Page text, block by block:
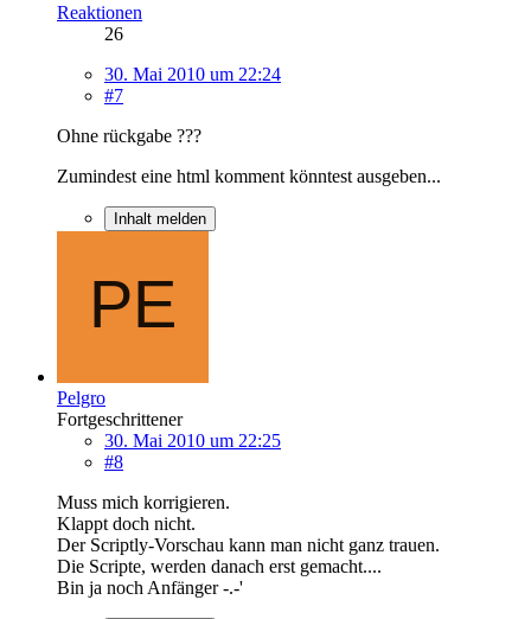
Reaktionen
26
30. Mai 2010 um 22:24
#7
Ohne rückgabe ???
Zumindest eine html komment könntest ausgeben...
Inhalt melden
Pelgro
Fortgeschrittener
30. Mai 2010 um 22:25
#8
Muss mich korrigieren.
Klappt doch nicht.
Der Scriptly-Vorschau kann man nicht ganz trauen.
Die Scripte, werden danach erst gemacht....
Bin ja noch Anfänger -.-'